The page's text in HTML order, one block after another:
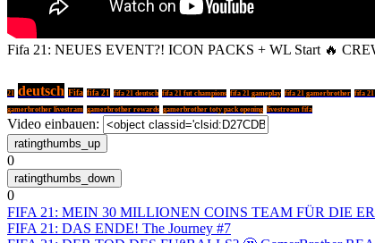
Fifa 21: NEUES EVENT?! ICON PACKS + WL Start 🔥
21 deutsch Fifa fifa 21 fifa 21 deutsch fifa 21 fut champions fifa 21 gameplay fifa 21 gamerbrother fifa 21
gamerbrother livestram gamerbrother rewards gamerbrother toty pack opening livestream fifa
Video einbauen:
0
0
FIFA 21: MEIN 30 MILLIONEN COINS TEAM FÜR DIE
FIFA 21: DAS ENDE! The Journey #7